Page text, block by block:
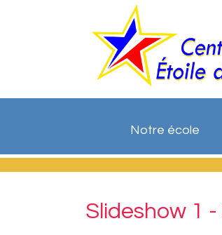
Notre école
Slideshow 1